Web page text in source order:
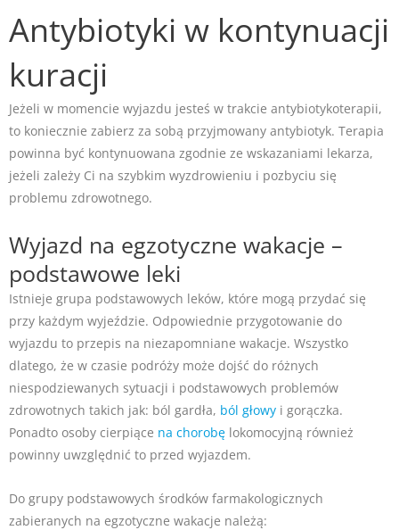
Antybiotyki w kontynuacji
kuracji
Jeżeli w momencie wyjazdu jesteś w trakcie antybiotykoterapii,
to koniecznie zabierz za sobą przyjmowany antybiotyk. Terapia
powinna być kontynuowana zgodnie ze wskazaniami lekarza,
jeżeli zależy Ci na szybkim wyzdrowieniu i pozbyciu się
problemu zdrowotnego.
Wyjazd na egzotyczne wakacje –
podstawowe leki
Istnieje grupa podstawowych leków, które mogą przydać się
przy każdym wyjeździe. Odpowiednie przygotowanie do
wyjazdu to przepis na niezapomniane wakacje. Wszystko
dlatego, że w czasie podróży może dojść do różnych
niespodziewanych sytuacji i podstawowych problemów
zdrowotnych takich jak: ból gardła, ból głowy i gorączka.
Ponadto osoby cierpiące na chorobę lokomocyjną również
powinny uwzględnić to przed wyjazdem.
Do grupy podstawowych środków farmakologicznych
zabieranych na egzotyczne wakacje należą: